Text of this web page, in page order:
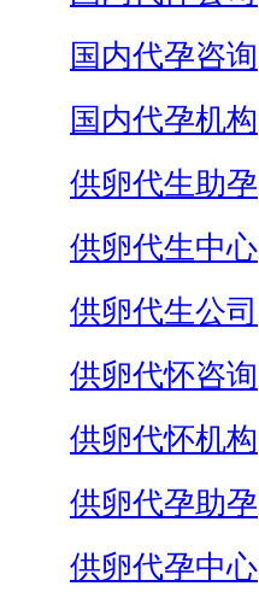
国内代孕咨询
国内代孕机构
供卵代生助孕
供卵代生中心
供卵代生公司
供卵代怀咨询
供卵代怀机构
供卵代孕助孕
供卵代孕中心